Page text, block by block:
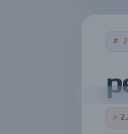
# 2
⭐